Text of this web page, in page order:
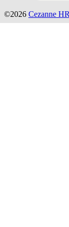
©2026 Cezanne